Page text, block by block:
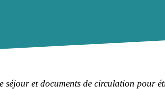
séjour et documents de circulation pour